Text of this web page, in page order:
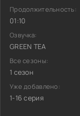
Продолжительность:
01:10
Озвучка:
GREEN TEA
Все сезоны:
1 сезон
Уже добавлено:
1-16 серия